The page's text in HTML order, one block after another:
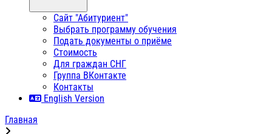
Сайт "Абитуриент"
Выбрать программу обучения
Подать документы о приёме
Стоимость
Для граждан СНГ
Группа ВКонтакте
Контакты
English Version
Главная